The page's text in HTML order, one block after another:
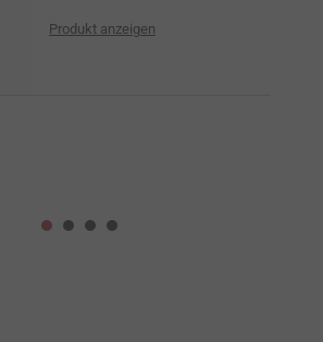
Produkt anzeigen